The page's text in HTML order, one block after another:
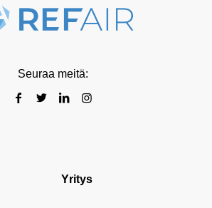
Seuraa meitä:
Yritys